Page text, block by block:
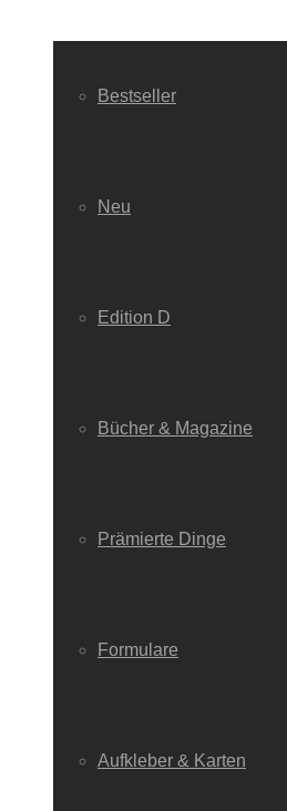
Bestseller
Neu
Edition D
Bücher & Magazine
Prämierte Dinge
Formulare
Aufkleber & Karten